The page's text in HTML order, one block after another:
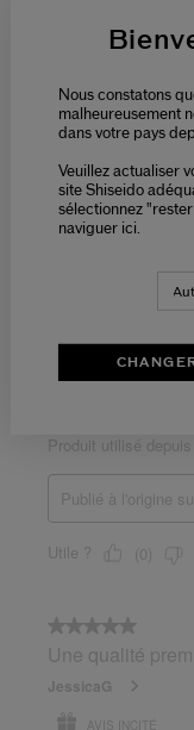
Nous constatons
malheureusement
dans votre pays
Veuillez actualiser
site Shiseido
sélectionnez
naviguer ici.